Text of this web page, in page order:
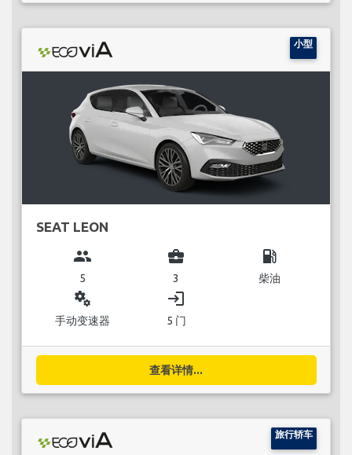
小型
SEAT LEON
group
5
business_center
3
local_gas_station
柴油
miscellaneous_services
手动变速器
login
5 门
查看详情...
旅行轿车